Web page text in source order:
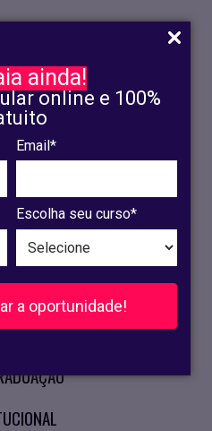
ainda!
online e 100%
Email*
Escolha seu curso*
a oportunidade!
OLINDA
RECIFE